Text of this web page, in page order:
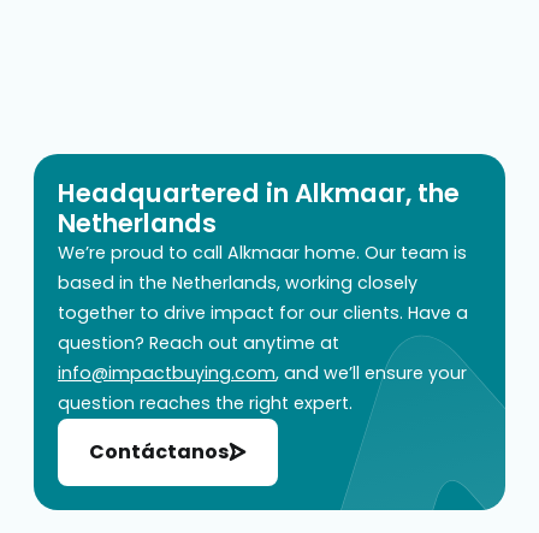
Headquartered in Alkmaar, the
Netherlands
We’re proud to call Alkmaar home. Our team is
based in the Netherlands, working closely
together to drive impact for our clients. Have a
question? Reach out anytime at
info@impactbuying.com, and we’ll ensure your
question reaches the right expert.
Contáctanos